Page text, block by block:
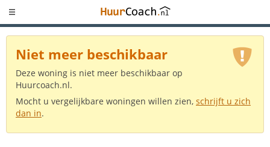
Niet meer beschikbaar
Deze woning is niet meer beschikbaar op
Huurcoach.nl.
Mocht u vergelijkbare woningen willen zien, schrijft u zich
dan in.